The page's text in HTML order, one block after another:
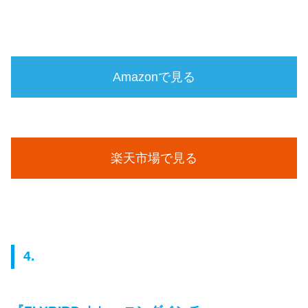
Amazonで見る
楽天市場で見る
4.